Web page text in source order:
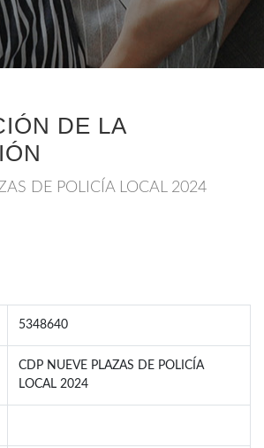
DE LA
DE POLICÍA LOCAL 2024
5348640
CDP NUEVE PLAZAS DE POLICÍA
LOCAL 2024